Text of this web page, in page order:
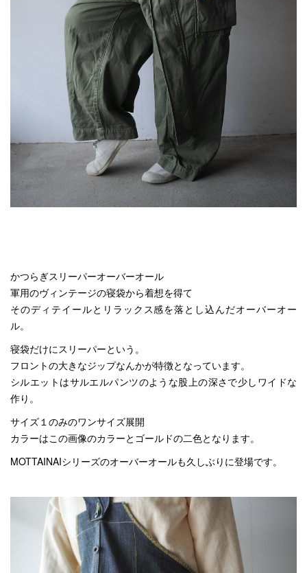
かつらぎスリーパーオーバーオール
軍用のヴィンテージの寝袋から着想を得て
そのディテイールとリラックス感を落とし込んだオーバーオー
ル。
寝袋だけにスリーパーという。
フロントの大きなジップなんかが特徴となっています。
シルエットはサルエルパンツのような股上の深さで少しワイドな
作り。
サイズ１のみのワンサイズ展開
カラーはこの画像のカラーとゴールドの二色となります。
MOTTAINAIシリーズのオーバーオールも久しぶりに登場です。